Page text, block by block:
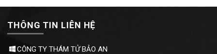
THÔNG TIN LIÊN HỆ
CÔNG TY THÁM TỬ BẢO AN